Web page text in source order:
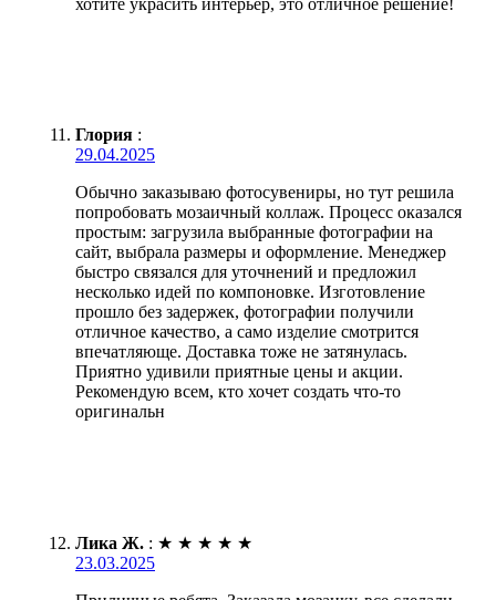
хотите украсить интерьер, это отличное решение!
Глория :
29.04.2025
Обычно заказываю фотосувениры, но тут решила
попробовать мозаичный коллаж. Процесс оказался
простым: загрузила выбранные фотографии на
сайт, выбрала размеры и оформление. Менеджер
быстро связался для уточнений и предложил
несколько идей по компоновке. Изготовление
прошло без задержек, фотографии получили
отличное качество, а само изделие смотрится
впечатляюще. Доставка тоже не затянулась.
Приятно удивили приятные цены и акции.
Рекомендую всем, кто хочет создать что-то
оригинальн
Лика Ж. : ★ ★ ★ ★ ★
23.03.2025